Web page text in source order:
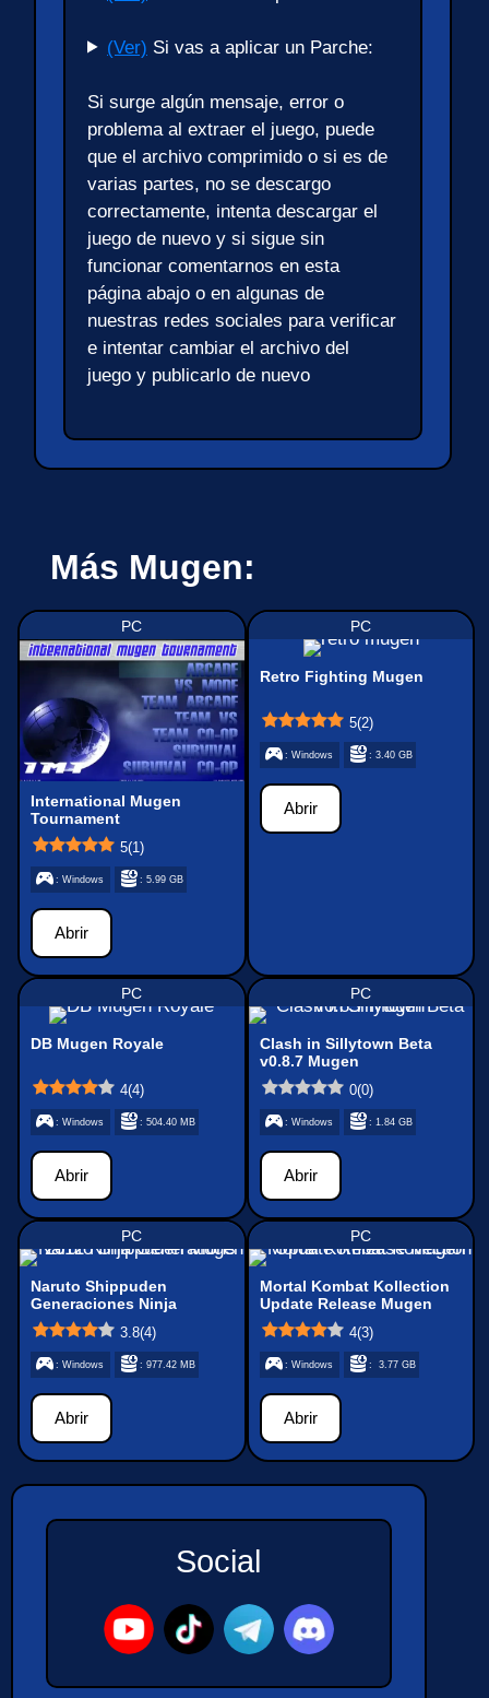
(Ver) Si vas a aplicar un Parche:
Si surge algún mensaje, error o
problema al extraer el juego, puede
que el archivo comprimido o si es de
varias partes, no se descargo
correctamente, intenta descargar el
juego de nuevo y si sigue sin
funcionar comentarnos en esta
página abajo o en algunas de
nuestras redes sociales para verificar
e intentar cambiar el archivo del
juego y publicarlo de nuevo
Más Mugen:
PC
International Mugen
Tournament
5(1)
: Windows : 5.99 GB
Abrir
PC
Retro Fighting Mugen
5(2)
: Windows : 3.40 GB
Abrir
PC
DB Mugen Royale
4(4)
: Windows : 504.40 MB
Abrir
PC
Clash in Sillytown Beta
v0.8.7 Mugen
0(0)
: Windows : 1.84 GB
Abrir
PC
Naruto Shippuden
Generaciones Ninja
MUGEN
3.8(4)
: Windows : 977.42 MB
Abrir
PC
Mortal Kombat Kollection
Update Release Mugen
4(3)
: Windows : 3.77 GB
Abrir
Social